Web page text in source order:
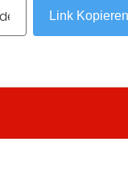
Link Kopieren